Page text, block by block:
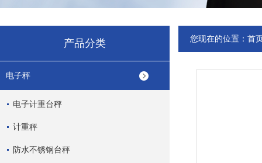
产品分类
电子秤
电子计重台秤
计重秤
防水不锈钢台秤
您现在的位置： 首